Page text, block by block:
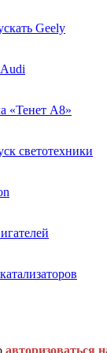
Geely
«Тенет A8»
светотехники
авторизоваться